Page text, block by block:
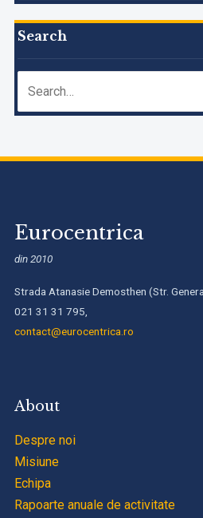
Search
Eurocentrica
din 2010
Strada Atanasie Demosthen (Str.
021 31 31 795,
contact@eurocentrica.ro
About
Despre noi
Misiune
Echipa
Rapoarte anuale de activitate